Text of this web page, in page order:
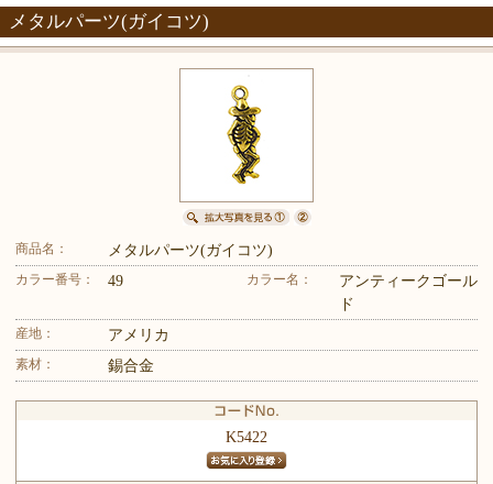
メタルパーツ(ガイコツ)
商品名： メタルパーツ(ガイコツ)
カラー番号： 49 カラー名：
アンティークゴール
ド
産地： アメリカ
素材： 錫合金
K5422